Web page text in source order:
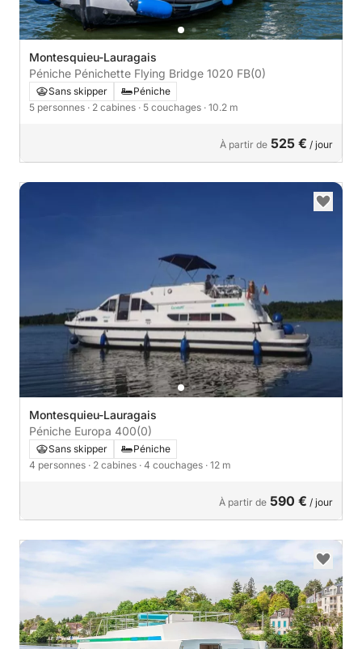
Montesquieu-Lauragais
Péniche Pénichette Flying Bridge 1020 FB(0)
Sans skipper
Péniche
5 personnes · 2 cabines · 5 couchages · 10.2 m
À partir de 525 € / jour
Montesquieu-Lauragais
Péniche Europa 400(0)
Sans skipper
Péniche
4 personnes · 2 cabines · 4 couchages · 12 m
À partir de 590 € / jour